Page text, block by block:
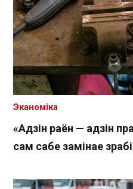
«Адзін раён — адзін
сам сабе замінае
Эканоміка